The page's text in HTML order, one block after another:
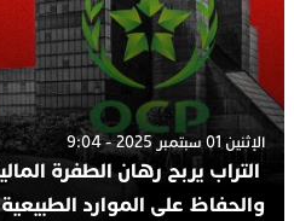
الإثنين 01 سبتمبر 2025 - 9:04
والحفاظ على الموارد الطبيعية